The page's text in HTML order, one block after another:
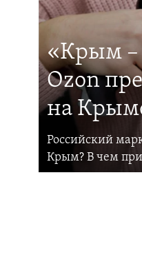
«Крым –
Ozon
на
Российский
Крым? В чем